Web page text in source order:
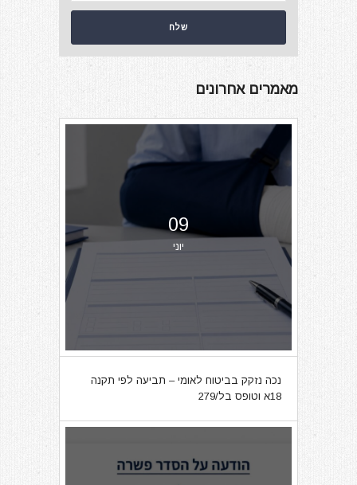
מאמרים אחרונים
09
יוני
נכה נזקק בביטוח לאומי – תביעה לפי תקנה
18א וטופס בל/279